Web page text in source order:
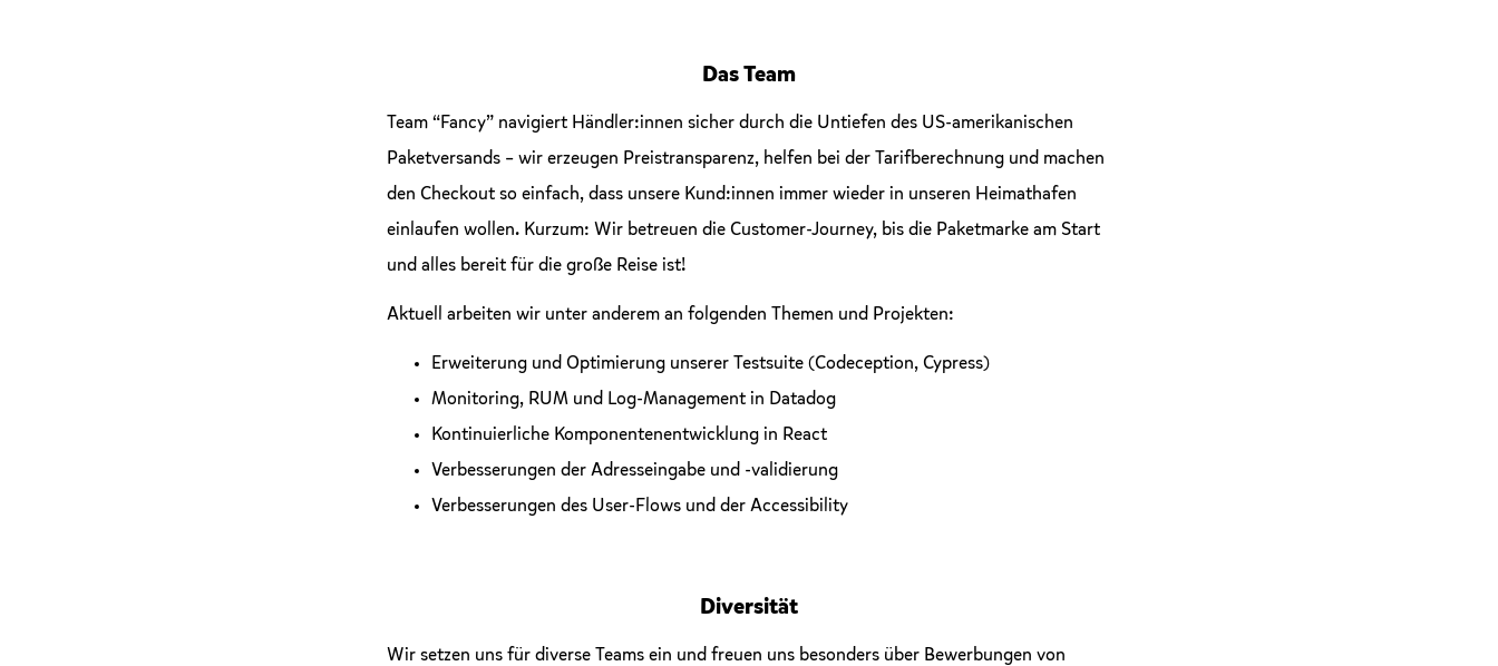
Das Team
Team “Fancy” navigiert Händler:innen sicher durch die Untiefen des US-amerikanischen
Paketversands – wir erzeugen Preistransparenz, helfen bei der Tarifberechnung und machen
den Checkout so einfach, dass unsere Kund:innen immer wieder in unseren Heimathafen
einlaufen wollen. Kurzum: Wir betreuen die Customer-Journey, bis die Paketmarke am Start
und alles bereit für die große Reise ist!
Aktuell arbeiten wir unter anderem an folgenden Themen und Projekten:
Erweiterung und Optimierung unserer Testsuite (Codeception, Cypress)
Monitoring, RUM und Log-Management in Datadog
Kontinuierliche Komponentenentwicklung in React
Verbesserungen der Adresseingabe und -validierung
Verbesserungen des User-Flows und der Accessibility
Diversität
Wir setzen uns für diverse Teams ein und freuen uns besonders über Bewerbungen von